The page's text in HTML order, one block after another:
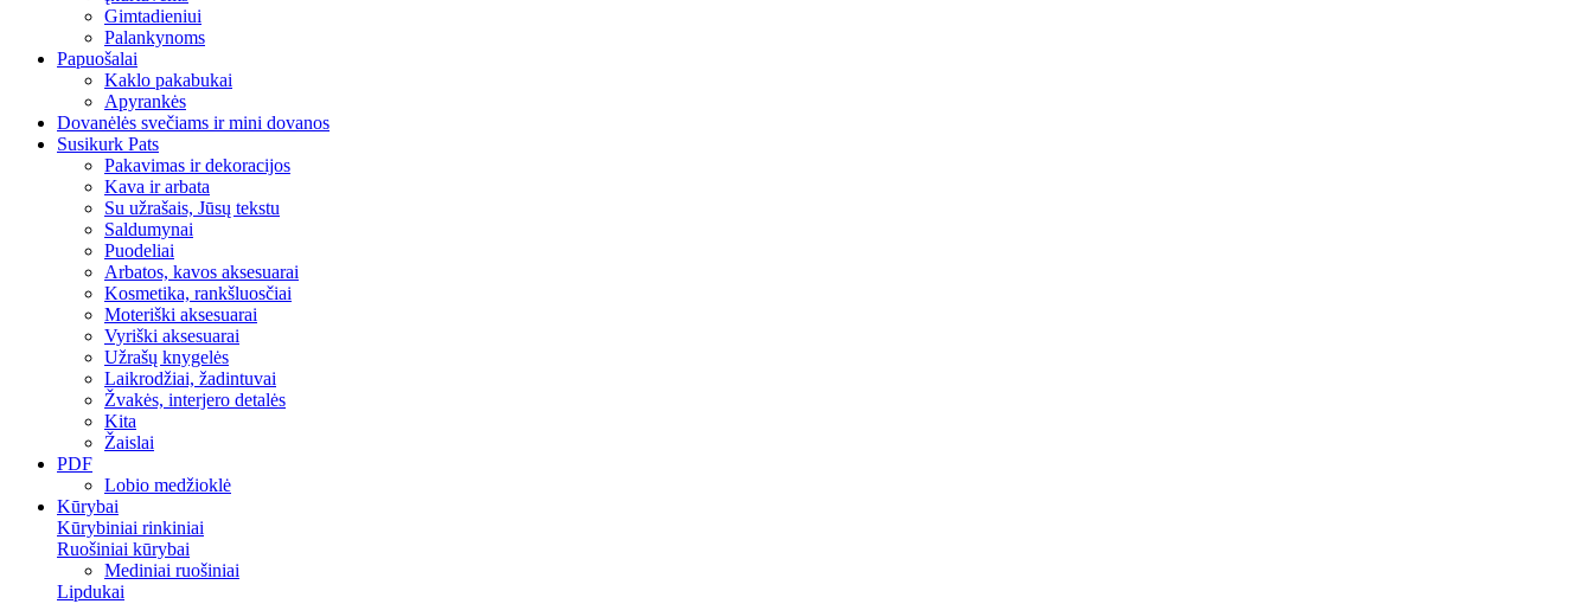
Gimtadieniui
Palankynoms
Papuošalai
Kaklo pakabukai
Apyrankės
Dovanėlės svečiams ir mini dovanos
Susikurk Pats
Pakavimas ir dekoracijos
Kava ir arbata
Su užrašais, Jūsų tekstu
Saldumynai
Puodeliai
Arbatos, kavos aksesuarai
Kosmetika, rankšluosčiai
Moteriški aksesuarai
Vyriški aksesuarai
Užrašų knygelės
Laikrodžiai, žadintuvai
Žvakės, interjero detalės
Kita
Žaislai
PDF
Lobio medžioklė
Kūrybai
Kūrybiniai rinkiniai
Ruošiniai kūrybai
Mediniai ruošiniai
Lipdukai